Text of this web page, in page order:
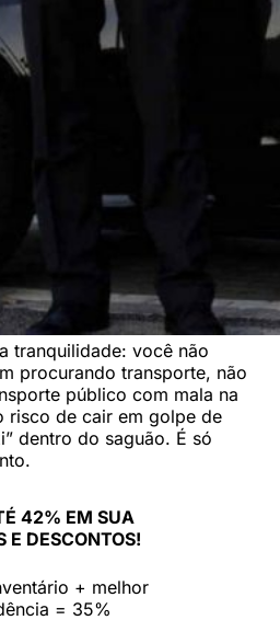
tranquilidade: você não
procurando transporte, não
público com mala na
risco de cair em golpe de
dentro do saguão. É só
42% EM SUA
E DESCONTOS!
+ melhor
= 35%